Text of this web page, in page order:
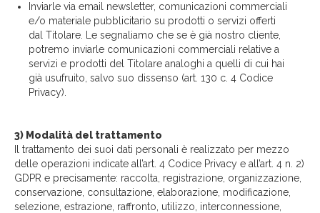
Inviarle via email newsletter, comunicazioni commerciali
e/o materiale pubblicitario su prodotti o servizi offerti
dal Titolare. Le segnaliamo che se è già nostro cliente,
potremo inviarle comunicazioni commerciali relative a
servizi e prodotti del Titolare analoghi a quelli di cui hai
già usufruito, salvo suo dissenso (art. 130 c. 4 Codice
Privacy).
3) Modalità del trattamento
Il trattamento dei suoi dati personali è realizzato per mezzo
delle operazioni indicate all’art. 4 Codice Privacy e all’art. 4 n. 2)
GDPR e precisamente: raccolta, registrazione, organizzazione,
conservazione, consultazione, elaborazione, modificazione,
selezione, estrazione, raffronto, utilizzo, interconnessione,